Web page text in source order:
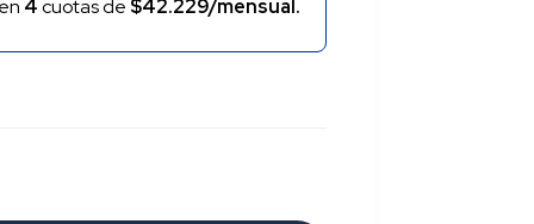
4cuotas de $42.229/mensual.